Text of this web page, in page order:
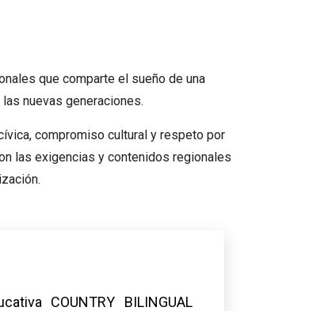
que comparte el sueño de una
nuevas generaciones.
compromiso cultural y respeto por
las exigencias y contenidos regionales
COUNTRY BILINGUAL